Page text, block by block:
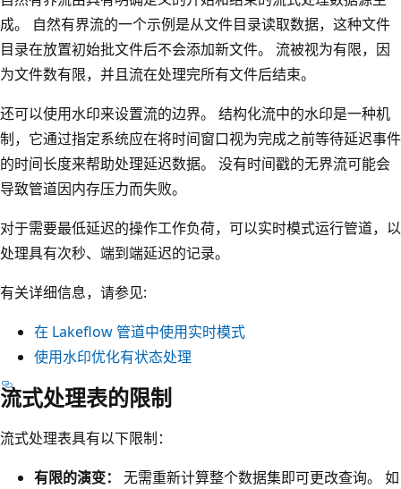
成。 自然有界流的一个示例是从文件目录读取数据，这种文件
目录在放置初始批文件后不会添加新文件。 流被视为有限，因
为文件数有限，并且流在处理完所有文件后结束。
还可以使用水印来设置流的边界。 结构化流中的水印是一种机
制，它通过指定系统应在将时间窗口视为完成之前等待延迟事件
的时间长度来帮助处理延迟数据。 没有时间戳的无界流可能会
导致管道因内存压力而失败。
对于需要最低延迟的操作工作负荷，可以实时模式运行管道，以
处理具有次秒、端到端延迟的记录。
有关详细信息，请参见:
在 Lakeflow 管道中使用实时模式
使用水印优化有状态处理
流式处理表的限制
流式处理表具有以下限制：
有限的演变：
无需重新计算整个数据集即可更改查询。 如